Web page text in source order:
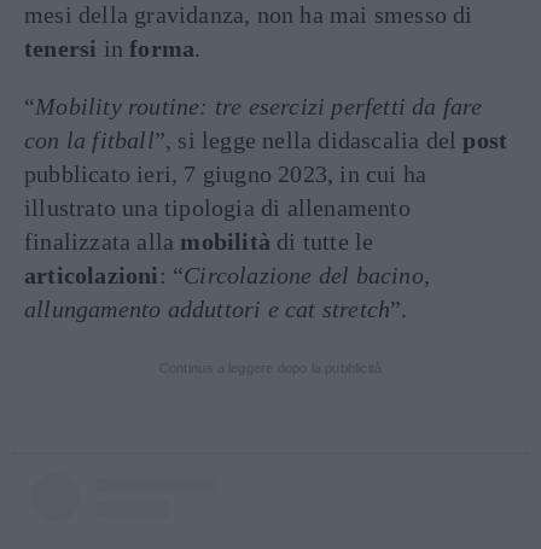
mesi della gravidanza, non ha mai smesso di
tenersi informa.
“Mobility routine: tre esercizi perfetti da fare
con la fitball”, si legge nella didascalia delpost
pubblicato ieri, 7 giugno 2023, in cui ha
illustrato una tipologia di allenamento
finalizzata alla mobilità di tutte le
articolazioni : “Circolazione del bacino,
allungamento adduttori e cat stretch”.